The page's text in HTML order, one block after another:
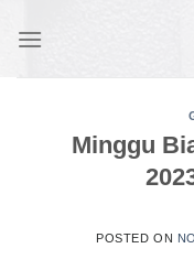
Minggu
POSTED ON